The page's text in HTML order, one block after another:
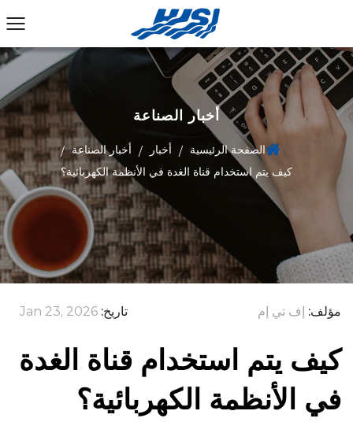
أخبار الصناعة
الصفحة الرئيسية / أخبار / أخبار الصناعة /
كيف يتم استخدام قناة الغدة في الأنظمة الكهربائية؟
مؤلف: إف تي إم تاريخ: Jan 23, 2026
كيف يتم استخدام قناة الغدة
في الأنظمة الكهربائية؟